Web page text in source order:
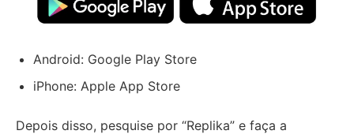
Android: Google Play Store
iPhone: Apple App Store
Depois disso, pesquise por “Replika” e faça a